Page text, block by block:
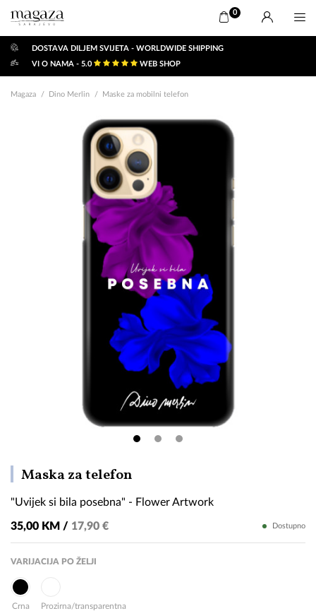
0
DOSTAVA DILJEM SVIJETA - WORLDWIDE SHIPPING
VI O NAMA - 5.0
WEB SHOP
Magaza Dino Merlin Maske za mobilni telefon
Maska za telefon"Uvijek
bila
-
"Uvijek si bila posebna" - Flower Artwork
35,00 KM / 17,90 € Dostupno
VARIJACIJA PO ŽELJI
Crna Prozirna/transparentna